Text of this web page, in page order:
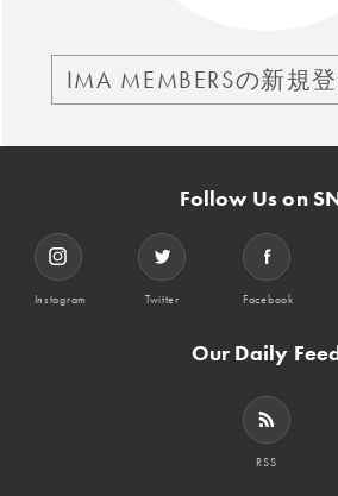
IMA MEMBERSの新規
Follow Us on
Instagram Twitter Facebook
Our Daily
RSS